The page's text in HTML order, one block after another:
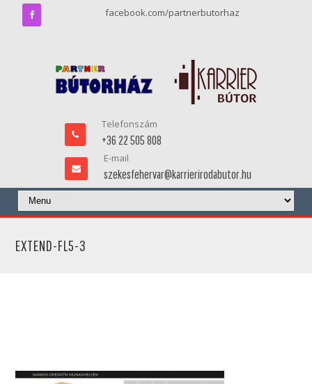
facebook.com/partnerbutorhaz
Telefonszám
+36 22 505 808
E-mail
szekesfehervar@karrierirodabutor.hu
EXTEND-FL5-3